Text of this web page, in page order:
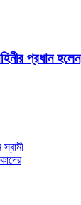
প্রধান হলেন